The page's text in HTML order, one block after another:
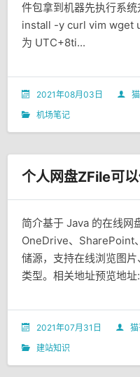
件包拿到机器先执行系
install -y curl vim wget
为 UTC+8ti...
2021年08月03日
机场笔记
简介基于 Java 的在线网
OneDrive、SharePoint
储源，支持在线浏览图
类型。相关地址预览地
2021年07月31日
建站知识